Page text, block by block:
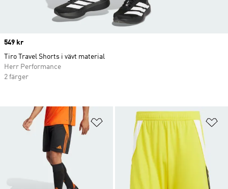
Lägg till på önskelistan
Price
549 kr
Tiro Travel Shorts i vävt material
Herr Performance
2 färger